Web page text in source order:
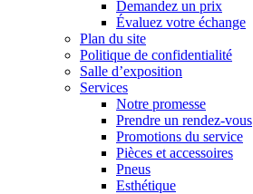
Demandez un prix
Évaluez votre échange
Plan du site
Politique de confidentialité
Salle d’exposition
Services
Notre promesse
Prendre un rendez-vous
Promotions du service
Pièces et accessoires
Pneus
Esthétique